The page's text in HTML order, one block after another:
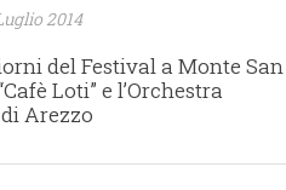
2014
del Festival a Monte San
Loti” e l’Orchestra
Arezzo